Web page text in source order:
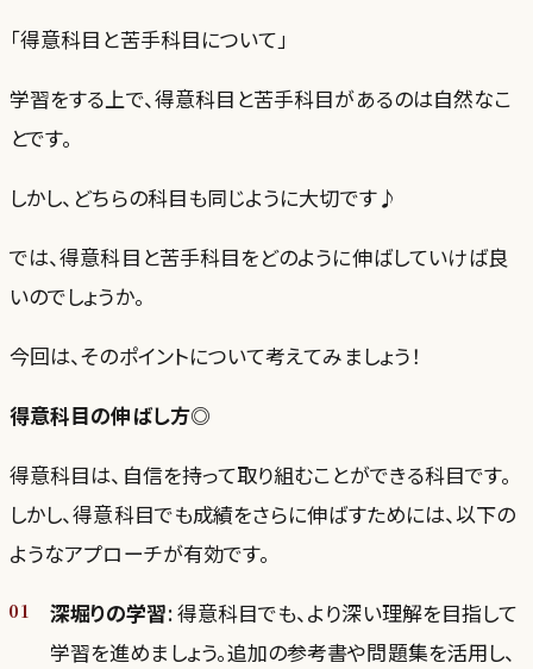
「得意科目と苦手科目について」
学習をする上で、得意科目と苦手科目があるのは自然なこ
とです。
しかし、どちらの科目も同じように大切です♪
では、得意科目と苦手科目をどのように伸ばしていけば良
いのでしょうか。
今回は、そのポイントについて考えてみましょう！
得意科目の伸ばし方◎
得意科目は、自信を持って取り組むことができる科目です。
しかし、得意科目でも成績をさらに伸ばすためには、以下の
ようなアプローチが有効です。
深堀りの学習: 得意科目でも、より深い理解を目指して
学習を進めましょう。追加の参考書や問題集を活用し、